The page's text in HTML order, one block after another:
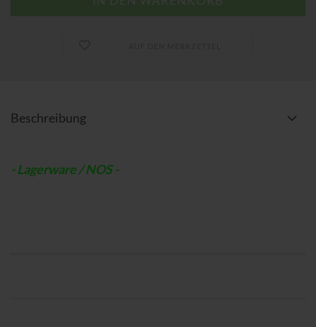
Beschreibung
- Lagerware / NOS -